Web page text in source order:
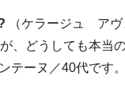
（ケラージュ ア
、どうしても本当
ーヌ／40代です